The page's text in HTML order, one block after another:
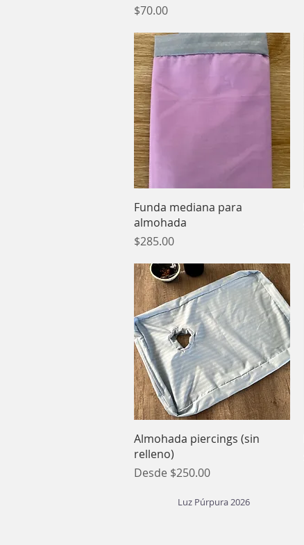
Precio
$70.00
Vista rápida
Funda mediana para
almohada
Precio
$285.00
Vista rápida
Almohada piercings (sin
relleno)
Desde $250.00
Precio de oferta
Luz Púrpura 2026